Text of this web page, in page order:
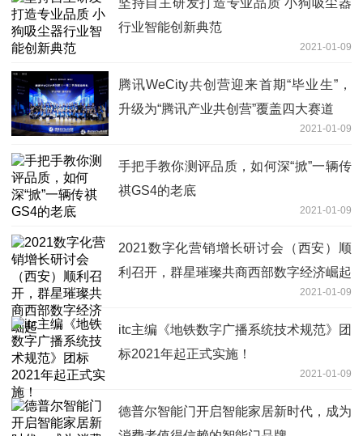
坚持自主研发打造专业品质 小狗吸尘器
行业智能创新典范
2021-01-09
腾讯WeCity共创营迎来首期“毕业生”，
升级为“腾讯产业共创营”覆盖四大赛道
2021-01-09
手把手教你测评品质，如何深“掀”一辆传
祺GS4的老底
2021-01-09
2021数字化营销增长研讨会（西安）顺
利召开，群星璀璨共商西部数字经济崛起
2021-01-09
itc主编《地铁数字广播系统技术规范》团
标2021年起正式实施！
2021-01-09
德普尔智能门开启智能家居新时代，成为